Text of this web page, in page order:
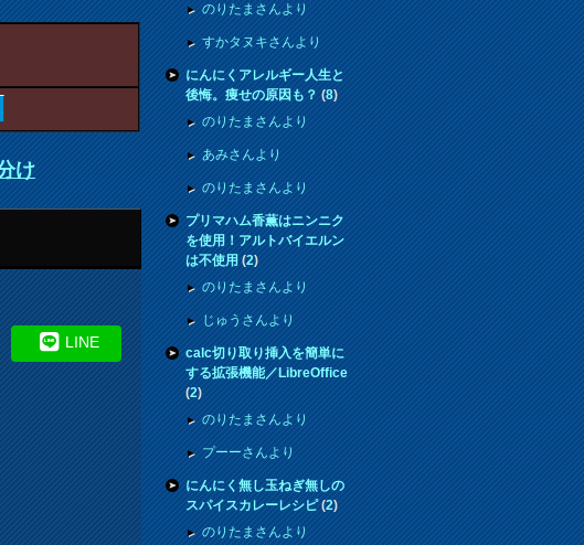
け
LINE
のりたまさんより
すかタヌキさんより
にんにくアレルギー人生と
後悔。痩せの原因も？(8)
のりたまさんより
あみさんより
のりたまさんより
プリマハム香薫はニンニク
を使用！アルトバイエルン
は不使用(2)
のりたまさんより
じゅうさんより
calc切り取り挿入を簡単に
する拡張機能／LibreOffice
(2)
のりたまさんより
プーーさんより
にんにく無し玉ねぎ無しの
スパイスカレーレシピ(2)
のりたまさんより